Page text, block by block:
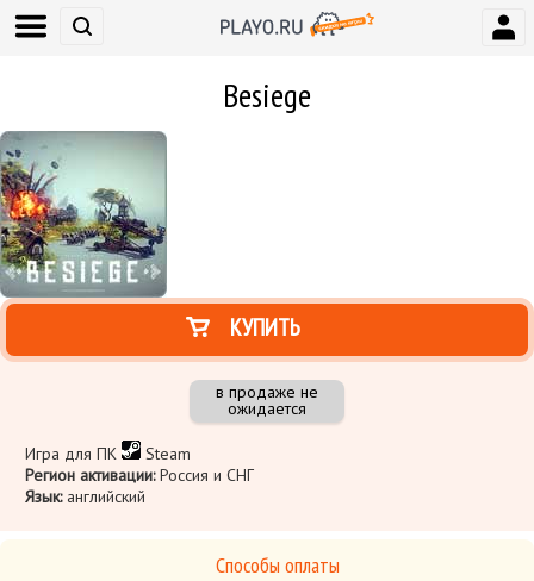
Besiege
КУПИТЬ
в продаже не
ожидается
Игра для ПК
Steam
Регион активации:Россия и СНГ
Язык:английский
Способы оплаты